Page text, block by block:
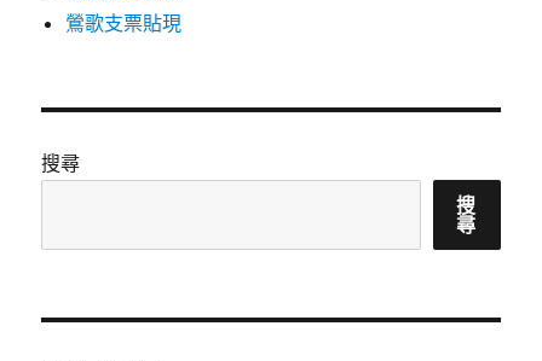
鶯歌支票貼現
搜尋
搜
尋